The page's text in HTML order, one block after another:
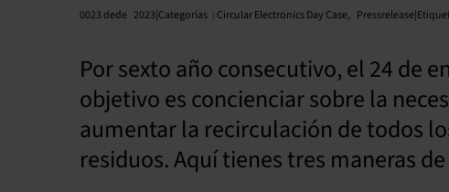
0023 dede 2023|Categorías : Circular Electronics Day Case,
Por sexto año consecutivo, el 24 de
objetivo es concienciar sobre la
aumentar la recirculación de todos
residuos. Aquí tienes tres maneras